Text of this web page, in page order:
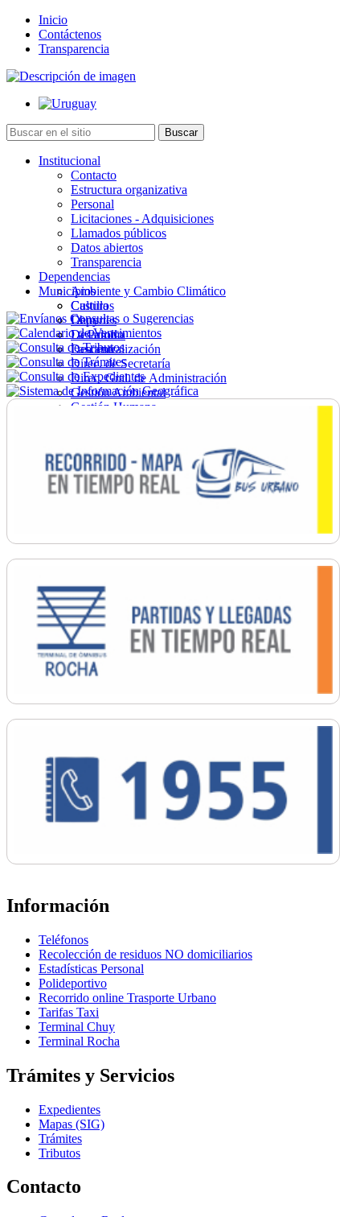
Inicio
Contáctenos
Transparencia
Institucional
Contacto
Estructura organizativa
Personal
Licitaciones - Adquisiciones
Llamados públicos
Datos abiertos
Transparencia
Dependencias
Ambiente y Cambio Climático
Cultura
Deportes
Desarrollo
Descentralización
Direc. de Secretaría
Direc. Gral. de Administración
Gestión Ambiental
Gestión Humana
Ordenamiento
Promoción Social
Salud
Secretaría General
Municipios
Castillos
Chuy
La Paloma
Lascano
Información
Teléfonos
Recolección de residuos NO domiciliarios
Estadísticas Personal
Polideportivo
Recorrido online Trasporte Urbano
Tarifas Taxi
Terminal Chuy
Terminal Rocha
Trámites y Servicios
Expedientes
Mapas (SIG)
Trámites
Tributos
Contacto